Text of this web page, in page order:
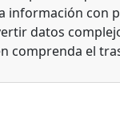
información con
datos
comprenda el